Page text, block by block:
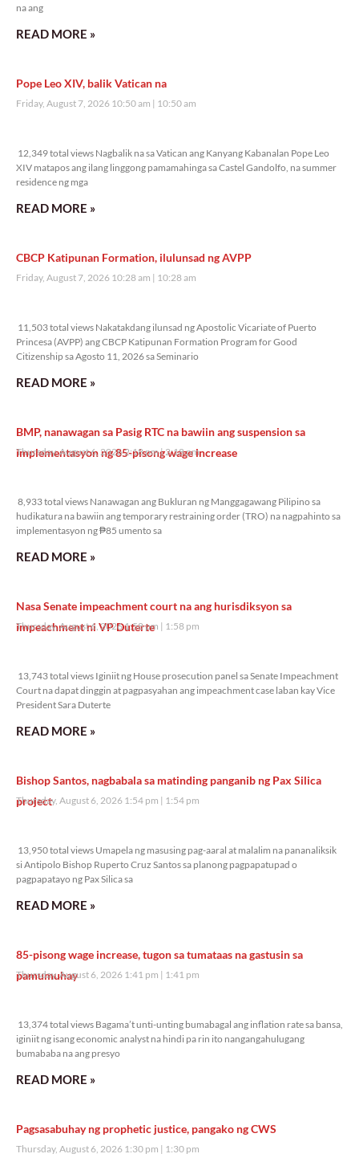
na ang
READ MORE »
Pope Leo XIV, balik Vatican na
Friday, August 7, 2026 10:50 am 10:50 am
12,349 total views Nagbalik na sa Vatican ang Kanyang Kabanalan Pope Leo
XIV matapos ang ilang linggong pamamahinga sa Castel Gandolfo, na summer
residence ng mga
READ MORE »
CBCP Katipunan Formation, ilulunsad ng AVPP
Friday, August 7, 2026 10:28 am 10:28 am
11,503 total views Nakatakdang ilunsad ng Apostolic Vicariate of Puerto
Princesa (AVPP) ang CBCP Katipunan Formation Program for Good
Citizenship sa Agosto 11, 2026 sa Seminario
READ MORE »
BMP, nanawagan sa Pasig RTC na bawiin ang suspension sa
implementasyon ng 85-pisong wage increase
Thursday, August 6, 2026 2:18 pm 2:18 pm
8,933 total views Nanawagan ang Bukluran ng Manggagawang Pilipino sa
hudikatura na bawiin ang temporary restraining order (TRO) na nagpahinto sa
implementasyon ng ₱85 umento sa
READ MORE »
Nasa Senate impeachment court na ang hurisdiksyon sa
impeachment ni VP Duterte
Thursday, August 6, 2026 1:58 pm 1:58 pm
13,743 total views Iginiit ng House prosecution panel sa Senate Impeachment
Court na dapat dinggin at pagpasyahan ang impeachment case laban kay Vice
President Sara Duterte
READ MORE »
Bishop Santos, nagbabala sa matinding panganib ng Pax Silica
project
Thursday, August 6, 2026 1:54 pm 1:54 pm
13,950 total views Umapela ng masusing pag-aaral at malalim na pananaliksik
si Antipolo Bishop Ruperto Cruz Santos sa planong pagpapatupad o
pagpapatayo ng Pax Silica sa
READ MORE »
85-pisong wage increase, tugon sa tumataas na gastusin sa
pamumuhay
Thursday, August 6, 2026 1:41 pm 1:41 pm
13,374 total views Bagama’t unti-unting bumabagal ang inflation rate sa bansa,
iginiit ng isang economic analyst na hindi pa rin ito nangangahulugang
bumababa na ang presyo
READ MORE »
Pagsasabuhay ng prophetic justice, pangako ng CWS
Thursday, August 6, 2026 1:30 pm 1:30 pm